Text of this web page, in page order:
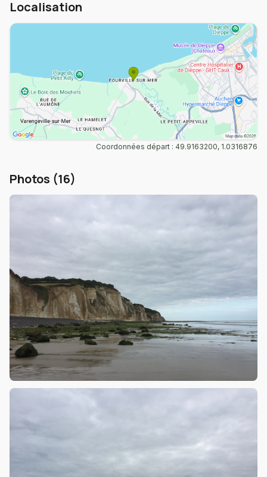
Localisation
Coordonnées départ : 49.9163200, 1.0316876
Photos (16)